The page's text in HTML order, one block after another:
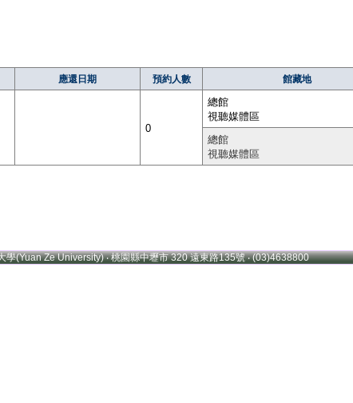
應還日期 預約人數 館藏地
0
總館
視聽媒體區
總館
視聽媒體區
(Yuan Ze University) ‧ 桃園縣中壢市 320 遠東路135號 ‧ (03)4638800